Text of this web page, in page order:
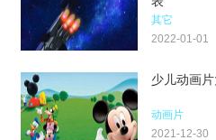
其它
2022-01-01
少儿动画
动画片
2021-12-30